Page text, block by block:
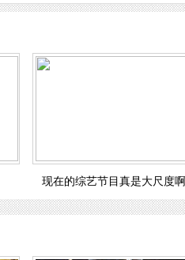
现在的综艺节目真是大尺度啊